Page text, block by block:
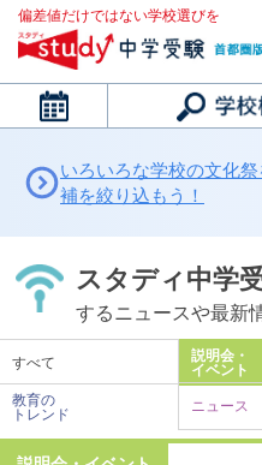
偏差値だけではない学校選びを
カレンダー
いろいろな学校の文化
補を絞り込もう！
スタディ中学
するニュースや最新
すべて
説明会・
イベント
教育の
トレンド
ニュース